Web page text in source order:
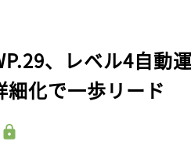
、レベル4自動
細化で一歩リード